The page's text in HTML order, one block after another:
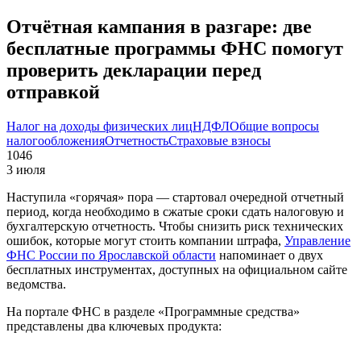
Отчётная кампания в разгаре: две
бесплатные программы ФНС помогут
проверить декларации перед
отправкой
Налог на доходы физических лицНДФЛОбщие вопросы
налогообложенияОтчетностьСтраховые взносы
1046
3 июля
Наступила «горячая» пора — стартовал очередной отчетный
период, когда необходимо в сжатые сроки сдать налоговую и
бухгалтерскую отчетность. Чтобы снизить риск технических
ошибок, которые могут стоить компании штрафа, Управление
ФНС России по Ярославской области напоминает о двух
бесплатных инструментах, доступных на официальном сайте
ведомства.
На портале ФНС в разделе «Программные средства»
представлены два ключевых продукта: